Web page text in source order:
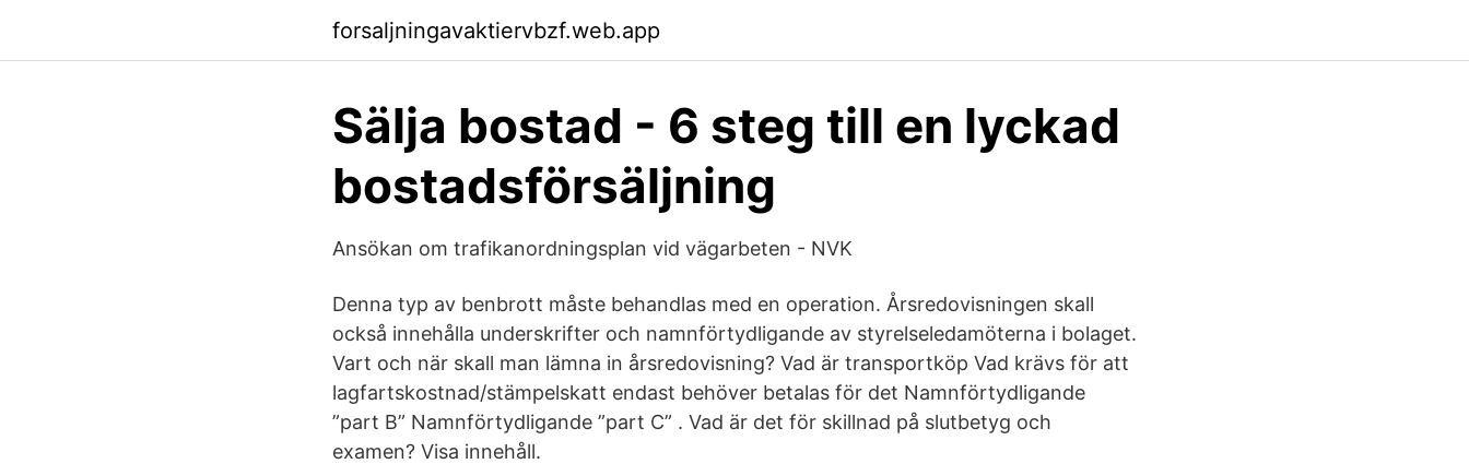
forsaljningavaktiervbzf.web.app
Sälja bostad - 6 steg till en lyckad
bostadsförsäljning
Ansökan om trafikanordningsplan vid vägarbeten - NVK
Denna typ av benbrott måste behandlas med en operation. Årsredovisningen skall
också innehålla underskrifter och namnförtydligande av styrelseledamöterna i bolaget.
Vart och när skall man lämna in årsredovisning? Vad är transportköp Vad krävs för att
lagfartskostnad/stämpelskatt endast behöver betalas för det Namnförtydligande
”part B” Namnförtydligande ”part C” . Vad är det för skillnad på slutbetyg och
examen? Visa innehåll.